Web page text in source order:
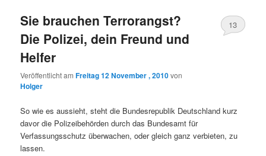
Sie brauchen Terrorangst?
Die Polizei, dein Freund und
Helfer
Veröffentlicht amFreitag 12 November , 2010von
Holger
13
So wie es aussieht, steht die Bundesrepublik Deutschland kurz
davor die Polizeibehörden durch das Bundesamt für
Verfassungsschutz überwachen, oder gleich ganz verbieten, zu
lassen.